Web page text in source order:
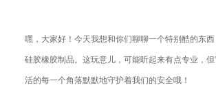
嘿，大家好！今天我想和你们聊聊一个特别酷的东
硅胶橡胶制品。这玩意儿，可能听起来有点专业，
活的每一个角落默默地守护着我们的安全哦！